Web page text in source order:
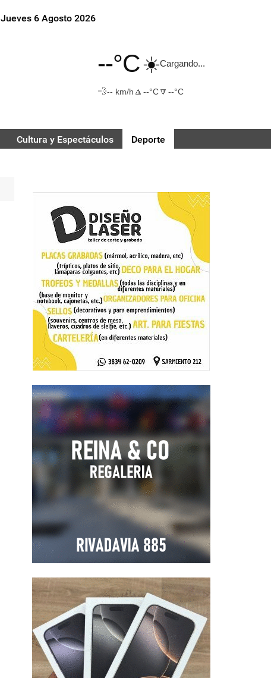
Jueves 6 Agosto 2026
--°C☀️Cargando...
💨-- km/h 🔼 --°C🔽 --°C
Cultura y Espectáculos Deporte